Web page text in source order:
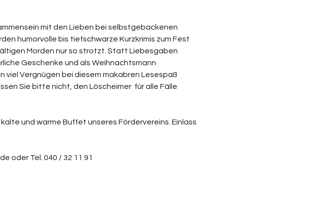
mit den Lieben bei selbstgebackenen
humorvolle bis tiefschwarze Kurzkrimis zum Fest
Morden nur so strotzt. Statt Liebesgaben
Geschenke und als Weihnachtsmann
viel Vergnügen bei diesem makabren Lesespaß
Sie bitte nicht, den Löscheimer  für alle Fälle
und warme Buffet unseres Fördervereins. Einlass
oder Tel. 040 / 32 11 91